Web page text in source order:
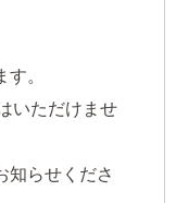
。
いただけませ
知らせくださ